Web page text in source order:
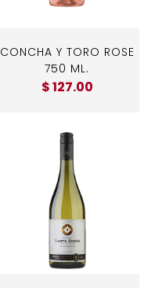
CONCHA Y TORO ROSE
750 ML.
$ 127.00